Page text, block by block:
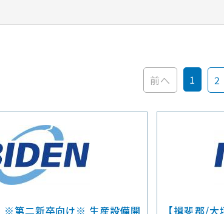
前へ 1 2
※第二新卒向け※ 生産設備開
【揖斐郡/